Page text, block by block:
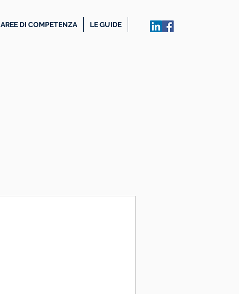
AREE DI COMPETENZA LE GUIDE